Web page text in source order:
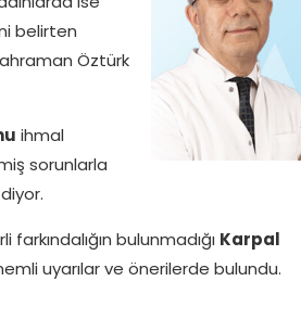
belirten
Öztürk
ihmal
sorunlarla
bulunmadığı Karpal
uyarılar ve önerilerde bulundu.